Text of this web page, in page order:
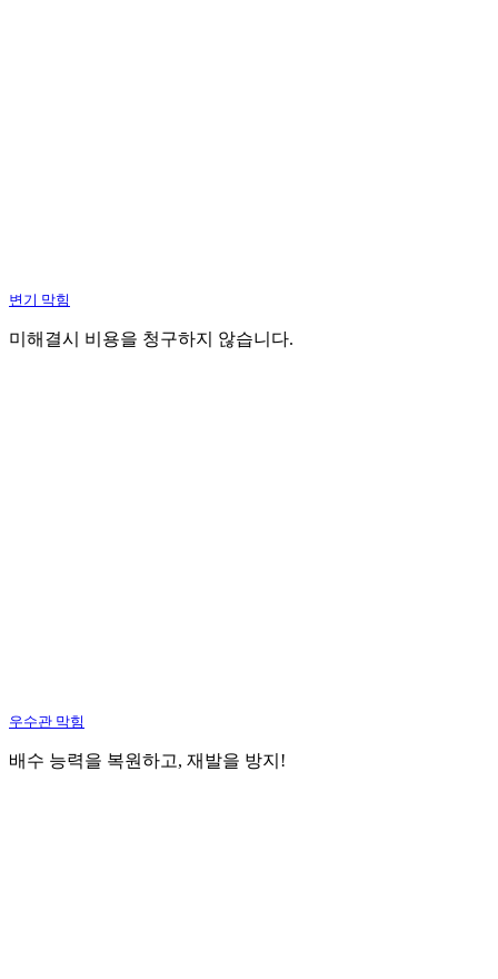
변기 막힘
미해결시 비용을 청구하지 않습니다.
우수관 막힘
배수 능력을 복원하고, 재발을 방지!